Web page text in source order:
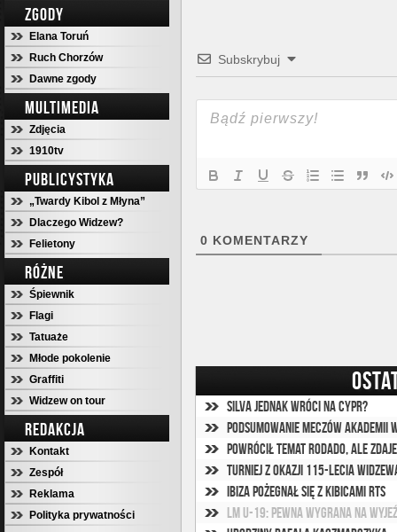
ZGODY
Elana Toruń
Ruch Chorzów
Dawne zgody
MULTIMEDIA
Zdjęcia
1910tv
PUBLICYSTYKA
„Twardy Kibol z Młyna”
Dlaczego Widzew?
Felietony
RÓŻNE
Śpiewnik
Flagi
Tatuaże
Młode pokolenie
Graffiti
Widzew on tour
REDAKCJA
Kontakt
Zespół
Reklama
Polityka prywatności
Subskrybuj
0 KOMENTARZY
Silva jednak wróci na Cypr?
Podsumowanie meczów
Powrócił temat Rodado, ale
Turniej z okazji 115-lecia
Ibiza pożegnał się z kibicami RTS
LM U-19: Pewna wygrana na